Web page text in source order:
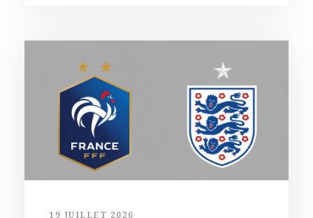
19 JUILLET 2026